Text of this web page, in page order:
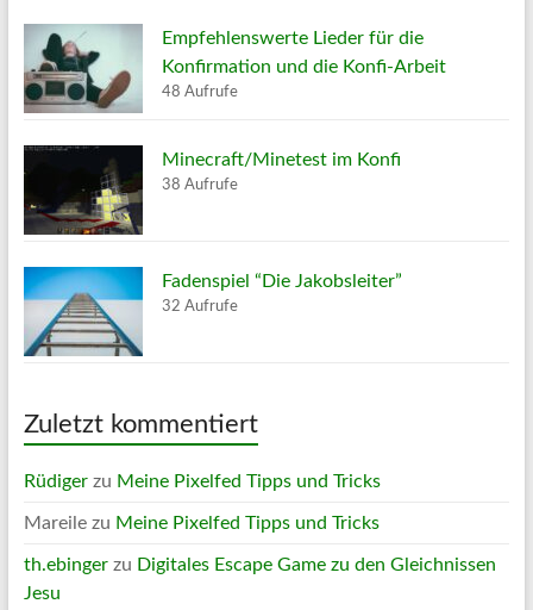
Empfehlenswerte Lieder für die
Konfirmation und die Konfi-Arbeit
48 Aufrufe
Minecraft/Minetest im Konfi
38 Aufrufe
Fadenspiel “Die Jakobsleiter”
32 Aufrufe
Zuletzt kommentiert
Rüdigerzu Meine Pixelfed Tipps und Tricks
Mareilezu Meine Pixelfed Tipps und Tricks
th.ebingerzu Digitales Escape Game zu den Gleichnissen
Jesu